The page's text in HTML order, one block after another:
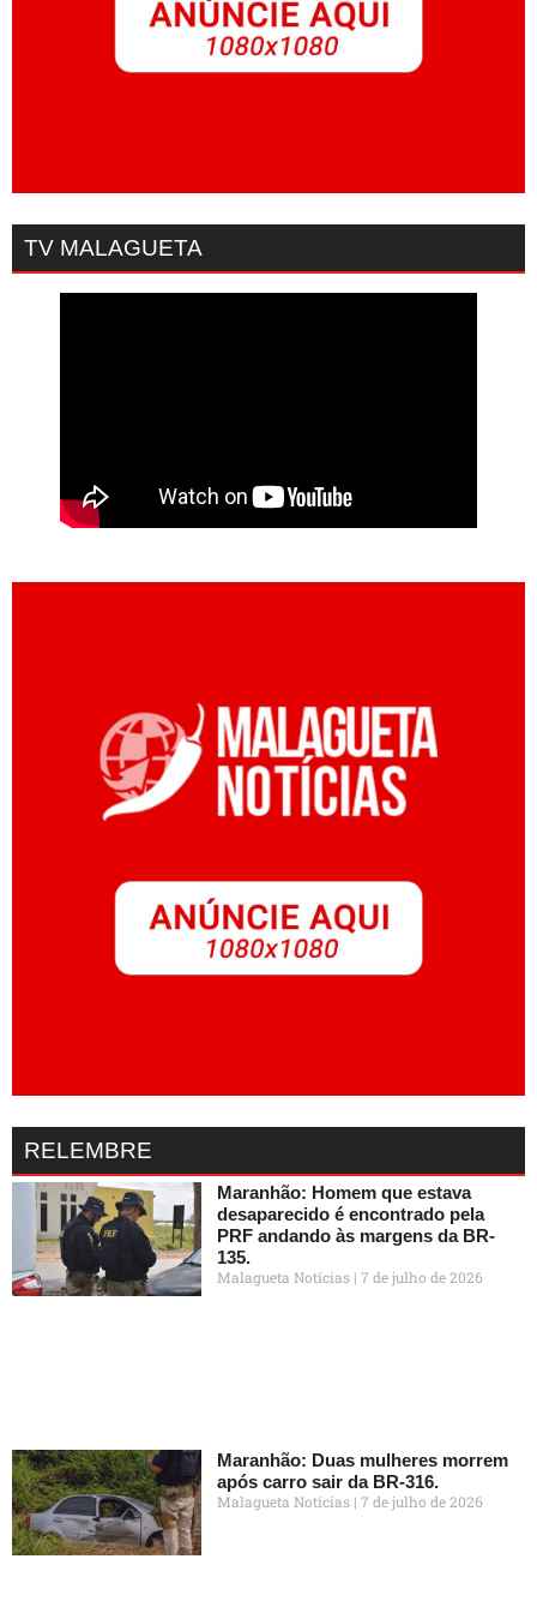
TV MALAGUETA
RELEMBRE
Maranhão: Homem que estava
desaparecido é encontrado pela
PRF andando às margens da BR-
135.
Malagueta Notícias 7 de julho de 2026
Maranhão: Duas mulheres morrem
após carro sair da BR-316.
Malagueta Notícias 7 de julho de 2026